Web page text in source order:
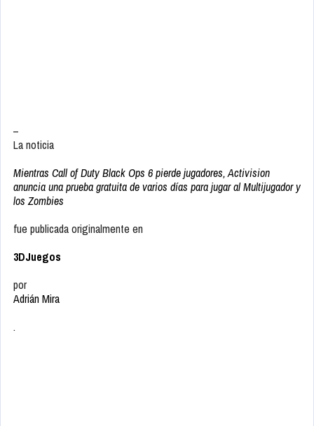
–
La noticia
Mientras Call of Duty Black Ops 6 pierde jugadores, Activision
anuncia una prueba gratuita de varios días para jugar al Multijugador y
los Zombies
fue publicada originalmente en
3DJuegos
por
Adrián Mira
.